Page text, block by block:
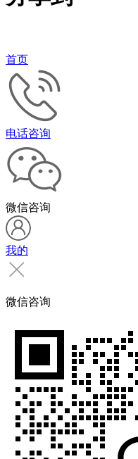
首页
电话咨询
微信咨询
我的
微信咨询